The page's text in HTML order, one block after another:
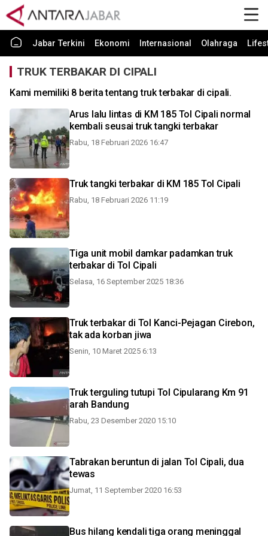
Jabar Terkini Ekonomi Internasional Olahraga
TRUK TERBAKAR DI CIPALI
Kami memiliki 8 berita tentang truk terbakar di cipali.
Arus lalu lintas di KM 185 Tol Cipali normal
kembali seusai truk tangki terbakar
Rabu, 18 Februari 2026 16:47
Truk tangki terbakar di KM 185 Tol Cipali
Rabu, 18 Februari 2026 11:19
Tiga unit mobil damkar padamkan truk
terbakar di Tol Cipali
Selasa, 16 September 2025 18:36
Truk terbakar di Tol Kanci-Pejagan Cirebon,
tak ada korban jiwa
Senin, 10 Maret 2025 6:13
Truk terguling tutupi Tol Cipularang Km 91
arah Bandung
Rabu, 23 Desember 2020 15:10
Tabrakan beruntun di jalan Tol Cipali, dua
tewas
Jumat, 11 September 2020 16:53
Bus hilang kendali tiga orang meninggal